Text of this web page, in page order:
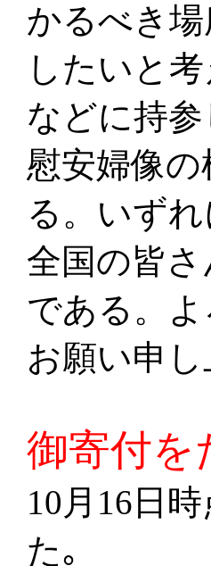
かるべき
したいと
などに持参
慰安婦像
る。いず
全国の皆
である。よ
お願い申し
御寄付を
10月16日
た｡